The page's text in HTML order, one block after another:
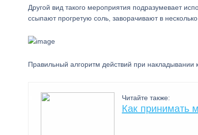
Другой вид такого мероприятия подразумевает
ссыпают прогретую соль, заворачивают в
Правильный алгоритм действий при накладывании
Читайте также:
Как принимать